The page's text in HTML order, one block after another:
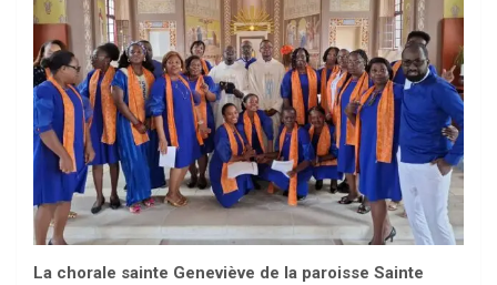
La chorale sainte Geneviève de la paroisse Sainte